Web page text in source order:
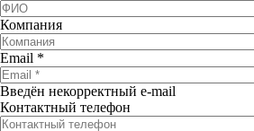
Компания
Email *
Введён некорректный e-mail
Контактный телефон